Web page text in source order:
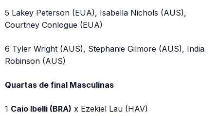
5 Lakey Peterson (EUA), Isabella Nichols (AUS),
Courtney Conlogue (EUA)
6 Tyler Wright (AUS), Stephanie Gilmore (AUS), India
Robinson (AUS)
Quartas de final Masculinas
1 Caio Ibelli (BRA) x Ezekiel Lau (HAV)